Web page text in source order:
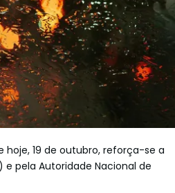
19 de outubro, reforça-se a
pela Autoridade Nacional de